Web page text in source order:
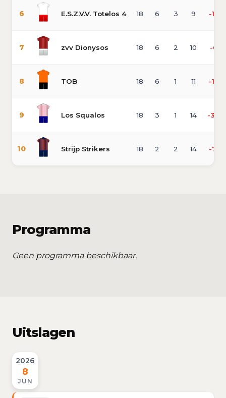
6 E.S.Z.V.V. Totelos 4 18 6 3 9 -17
7 zvv Dionysos 18 6 2 10 -6
8 TOB 18 6 1 11 -16
9 Los Squalos 18 3 1 14 -34
10 Strijp Strikers 18 2 2 14 -71
Programma
Geen programma beschikbaar.
Uitslagen
2026
8
JUN